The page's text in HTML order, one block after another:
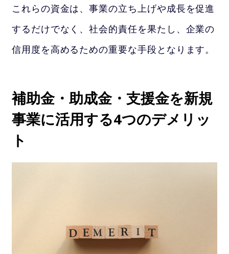
これらの資金は、事業の立ち上げや成長を促進
するだけでなく、社会的責任を果たし、企業の
信用度を高めるための重要な手段となります。
補助金・助成金・支援金を新規
事業に活用する4つのデメリッ
ト